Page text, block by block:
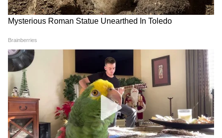
ব্যবসায় অংশ না বাড়ানোই ভালো। সন্তানদের জন্য
অর্থ ব্যয় হতে পারে। আজ ব্যবসায় অন্যকে বিশ্বাস
কাজ করুন। সংসারে ঝামেলা থাকলেও পরিবেশ
আয়ত্তে থাকবে। নতুন কোনও কাজের যোগাযোগ
হতে পারে। দাঁতের যন্ত্রণা বৃদ্ধি থেকে সাবধান থাকুন।
আজ অতিরিক্ত তর্ক বিপদে ফেলতে পারে।
আপনার শুভ দিক অগ্নিকোণ । শুভ রং সাদা । শুভ
পাথর সাদা প্রবাল । আপনার শুভ নম্বর । ৮২